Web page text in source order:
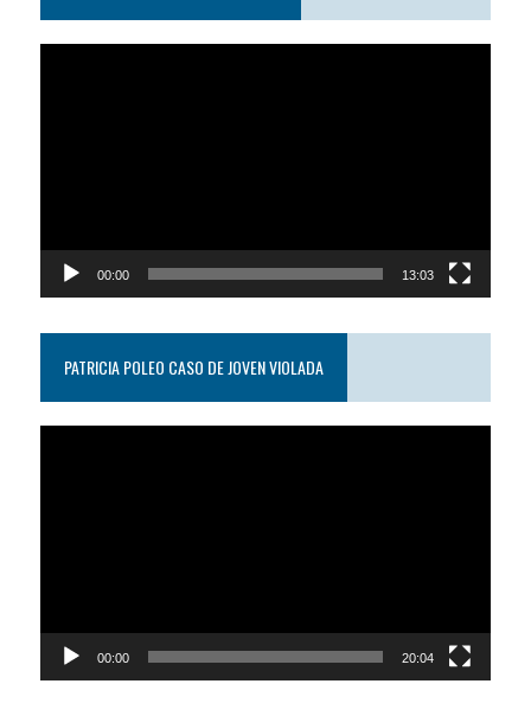
00:00 13:03
PATRICIA POLEO CASO DE JOVEN VIOLADA
00:00 20:04